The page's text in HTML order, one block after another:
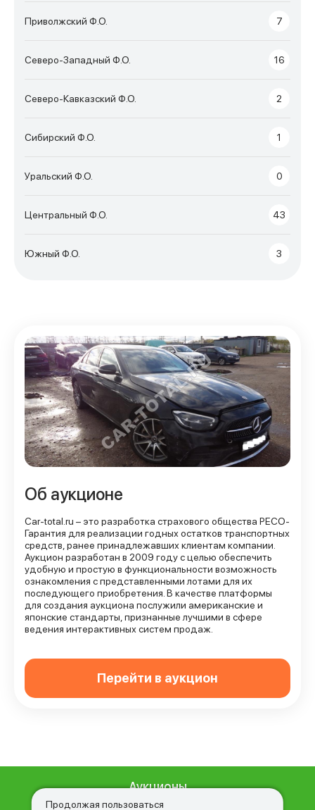
Приволжский Ф.О. 7
Северо-Западный Ф.О. 16
Северо-Кавказский Ф.О. 2
Сибирский Ф.О. 1
Уральский Ф.О. 0
Центральный Ф.О. 43
Южный Ф.О. 3
Об аукционе
Сar-total.ru – это разработка страхового общества РЕСО-
Гарантия для реализации годных остатков транспортных
средств, ранее принадлежавших клиентам компании.
Аукцион разработан в 2009 году с целью обеспечить
удобную и простую в функциональности возможность
ознакомления с представленными лотами для их
последующего приобретения. В качестве платформы
для создания аукциона послужили американские и
японские стандарты, признанные лучшими в сфере
ведения интерактивных систем продаж.
Перейти в аукцион
Аукционы
О нас
Продолжая пользоваться